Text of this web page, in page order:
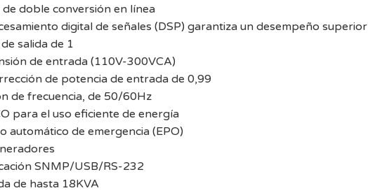
doble conversión en línea
digital de señales (DSP) garantiza un desempeño superior
salida de 1
de entrada (110V-300VCA)
de potencia de entrada de 0,99
de frecuencia, de 50/60Hz
para el uso eficiente de energía
automático de emergencia (EPO)
SNMP/USB/RS-232
de hasta 18KVA